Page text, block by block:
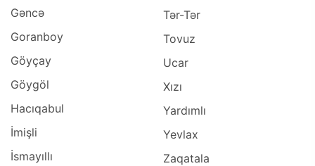
Gəncə
Goranboy
Göyçay
Göygöl
Hacıqabul
İmişli
İsmayıllı
Tər-Tər
Tovuz
Ucar
Xızı
Yardımlı
Yevlax
Zaqatala